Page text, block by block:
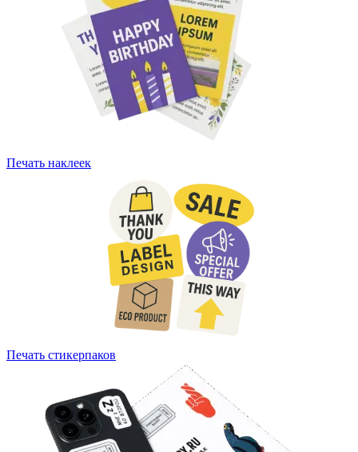
Печать наклеек
Печать стикерпаков